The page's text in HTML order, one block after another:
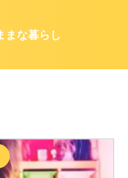
まな暮らし